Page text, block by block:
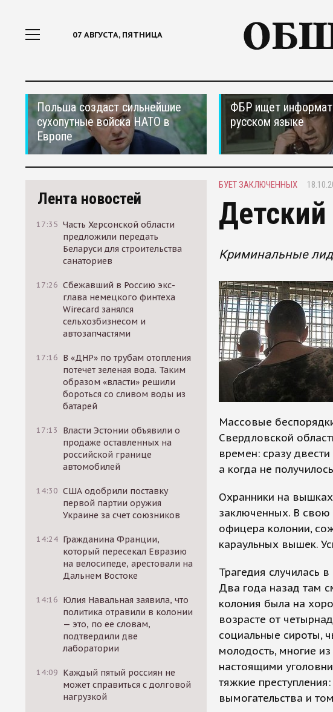
07 АВГУСТА, ПЯТНИЦА
Польша создаст сильнейшие
сухопутные войска НАТО в
Европе
ФБР ищет
русском языке
Лента новостей
17:35 Часть Херсонской области
предложили передать
Беларуси для строительства
санаториев
17:26 Сбежавший в Россию экс-
глава немецкого финтеха
Wirecard занялся
сельхозбизнесом и
автозапчастями
17:16 В «ДНР» по трубам отопления
потечет зеленая вода. Таким
образом «власти» решили
бороться со сливом воды из
батарей
17:13
Власти Эстонии объявили о
продаже оставленных на
российской границе
автомобилей
14:30 США одобрили поставку
первой партии оружия
Украине за счет союзников
14:24 Гражданина Франции,
который пересекал Евразию
на велосипеде, арестовали на
Дальнем Востоке
14:16 Юлия Навальная заявила, что
политика отравили в колонии
— это, по ее словам,
подтвердили две
лаборатории
14:09 Каждый пятый россиян не
может справиться с долговой
нагрузкой
БУЕТ ЗАКЛЮЧЕННЫХ
Детский
Криминальные
Массовые
Свердловской
времен: сразу
а когда не
Охранники на вышках
заключенных. В свою
офицера колонии,
караульных вышек.
Трагедия случилась
Два года назад там
колония была на
возрасте от
социальные сироты,
молодость, многие
настоящими
тяжкие
вымогательства и